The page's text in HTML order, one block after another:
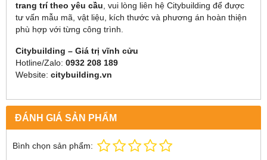
trang trí theo yêu cầu , vui lòng liên hệ Citybuilding để được
tư vấn mẫu mã, vật liệu, kích thước và phương án hoàn thiện
phù hợp với từng công trình.
Citybuilding – Giá trị vĩnh cửu
Hotline/Zalo: 0932 208 189
Website: citybuilding.vn
ĐÁNH GIÁ SẢN PHẨM
Bình chọn sản phẩm: